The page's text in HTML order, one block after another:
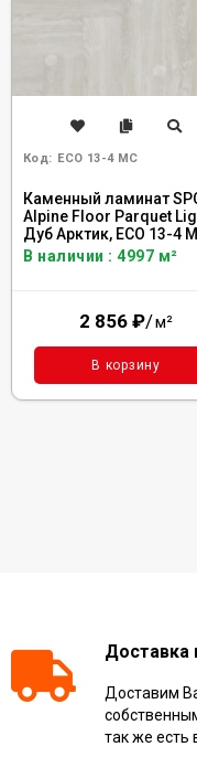
Код: ECO 13-4 MC
Каменный ламинат
Alpine Floor Parquet
Дуб Арктик, ЕСО 13-4
В наличии : 4997 м²
2 856 ₽/м²
В корзину
Доставка
Доставим
так же есть